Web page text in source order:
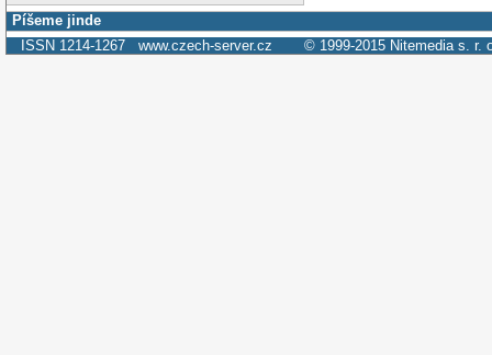
Píšeme jinde
ISSN 1214-1267 www.czech-server.cz © 1999-2015 Nitemedia s. r.